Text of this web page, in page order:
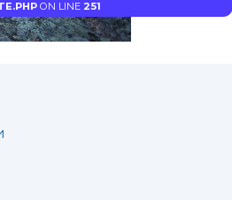
ON LINE 251